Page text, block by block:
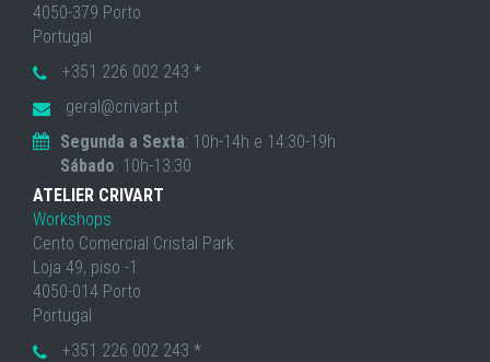
4050-379 Porto
Portugal
+351 226 002 243 *
geral@crivart.pt
Segunda a Sexta: 10h-14h e 14:30-19h
Sábado: 10h-13:30
ATELIER CRIVART
Workshops
Cento Comercial Cristal Park
Loja 49, piso -1
4050-014 Porto
Portugal
+351 226 002 243 *